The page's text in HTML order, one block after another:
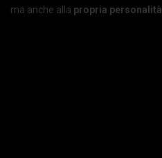
ma anche alla propria personalità